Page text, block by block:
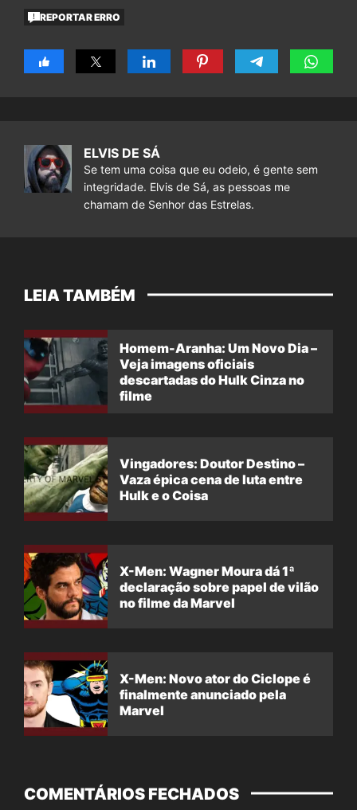
REPORTAR ERRO
ELVIS DE SÁ
Se tem uma coisa que eu odeio, é gente sem
integridade. Elvis de Sá, as pessoas me
chamam de Senhor das Estrelas.
LEIA TAMBÉM
Homem-Aranha: Um Novo Dia –
Veja imagens oficiais
descartadas do Hulk Cinza no
filme
Vingadores: Doutor Destino –
Vaza épica cena de luta entre
Hulk e o Coisa
X-Men: Wagner Moura dá 1ª
declaração sobre papel de vilão
no filme da Marvel
X-Men: Novo ator do Ciclope é
finalmente anunciado pela
Marvel
COMENTÁRIOS FECHADOS